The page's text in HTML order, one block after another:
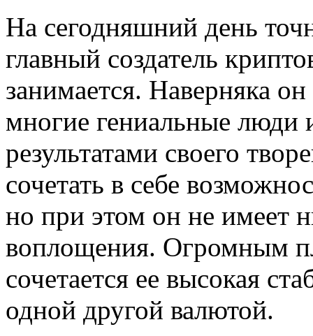
На сегодняшний день
главный создатель
занимается. Наверняка
многие гениальные люди
результатами своего
сочетать в себе
но при этом он не имеет
воплощения. Огромным
сочетается ее высокая
одной другой валютой.